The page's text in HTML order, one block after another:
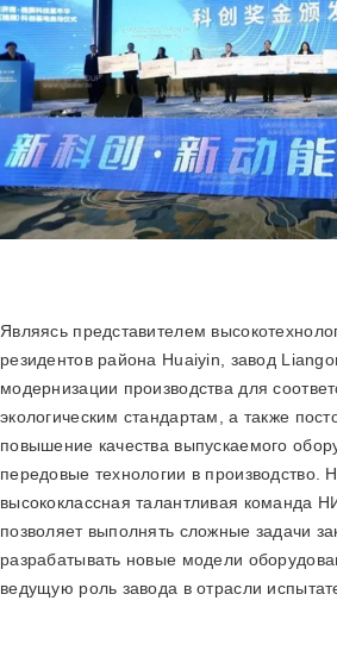
Являясь представителем
резидентов района Huaiyin, завод
модернизации производства для
экологическим стандартам, а также
повышение качества выпускаемого
передовые технологии в производство.
высококлассная талантливая команда
позволяет выполнять сложные задачи
разрабатывать новые модели
ведущую роль завода в отрасли